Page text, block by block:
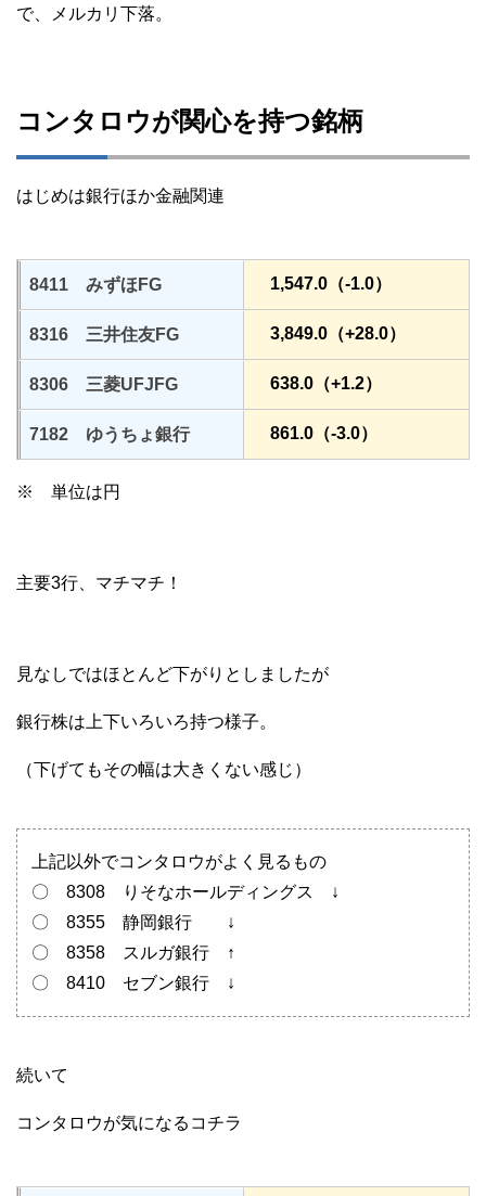
で、メルカリ下落。
コンタロウが関心を持つ銘柄
はじめは銀行ほか金融関連
8411 みずほFG 1,547.0（-1.0）
8316 三井住友FG 3,849.0（+28.0）
8306 三菱UFJFG 638.0（+1.2）
7182 ゆうちょ銀行 861.0（-3.0）
※ 単位は円
主要3行、マチマチ！
見なしではほとんど下がりとしましたが
銀行株は上下いろいろ持つ様子。
（下げてもその幅は大きくない感じ）
上記以外でコンタロウがよく見るもの
〇 8308 りそなホールディングス ↓
〇 8355 静岡銀行 ↓
〇 8358 スルガ銀行 ↑
〇 8410 セブン銀行 ↓
続いて
コンタロウが気になるコチラ